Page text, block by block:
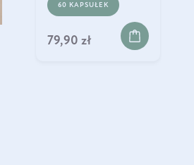
60 KAPSUŁEK
79,90 zł